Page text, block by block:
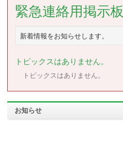
緊急連絡用掲示板
新着情報をお知らせします。
トピックスはありません。
トピックスはありません。
お知らせ